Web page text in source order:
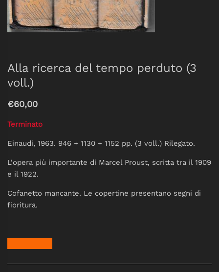
Alla ricerca del tempo perduto (3
voll.)
€60,00
Terminato
Einaudi, 1963. 946 + 1130 + 1152 pp. (3 voll.) Rilegato.
L'opera più importante di Marcel Proust, scritta tra il 1909
e il 1922.
Cofanetto mancante. Le copertine presentano segni di
fioritura.